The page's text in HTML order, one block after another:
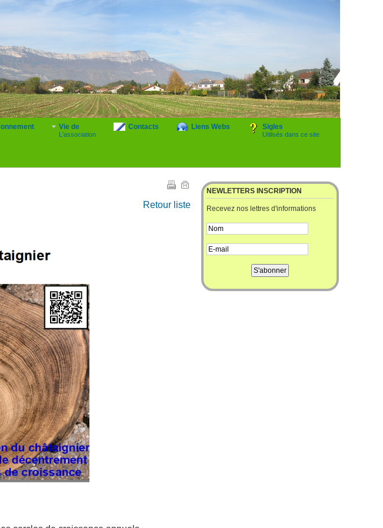
Vie de
L'association
Contacts Liens Webs Sigles
Utilisés dans ce site
Retour liste
NEWLETTERS INSCRIPTION
Recevez nos lettres d'informations